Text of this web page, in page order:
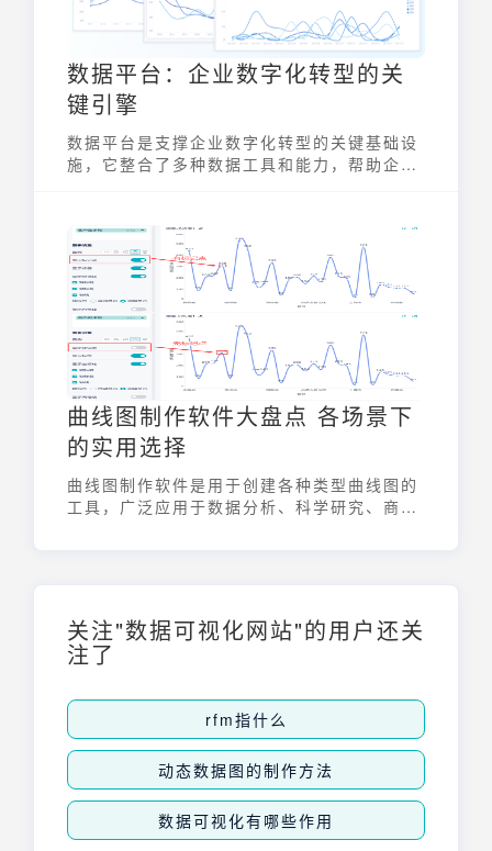
数据平台：企业数字化转型的关
键引擎
数据平台是支撑企业数字化转型的关键基础设
施，它整合了多种数据工具和能力，帮助企业
业务增长的核心动力。通过数据平台，企业能
够打破信息孤岛，实现数据共享和价值最大
化。
曲线图制作软件大盘点 各场景下
的实用选择
曲线图制作软件是用于创建各种类型曲线图的
工具，广泛应用于数据分析、科学研究、商业
数据可视化的质量。
关注"数据可视化网站"的用户还关
注了
rfm指什么
动态数据图的制作方法
数据可视化有哪些作用